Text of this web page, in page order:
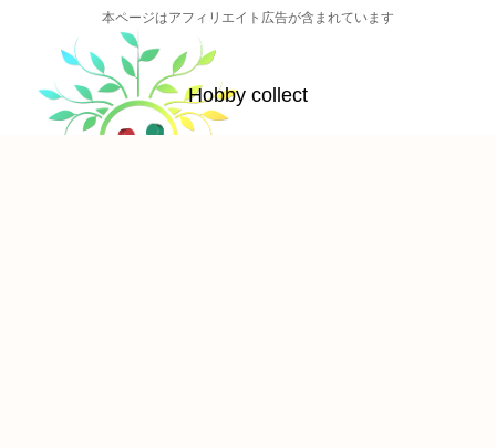
本ページはアフィリエイト広告が含まれています
Hobby collect